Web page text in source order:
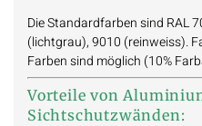
Die Standardfarben sind RAL
(lichtgrau), 9010 (reinweiss).
Farben sind möglich (10%
Vorteile von
Sichtschutzwänden: